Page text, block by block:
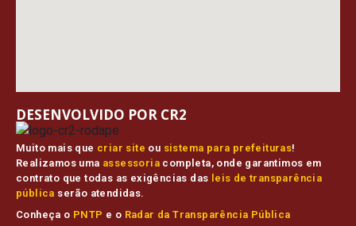
Muito mais que criar site ou sistema para prefeituras!
Realizamos uma assessoria completa, onde garantimos em
contrato que todas as exigências das leis de transparência
pública serão atendidas.
Conheça o PNTP e o Radar da Transparência Pública
DESENVOLVIDO POR CR2